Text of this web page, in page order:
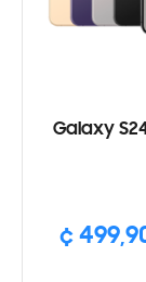
Galaxy
¢